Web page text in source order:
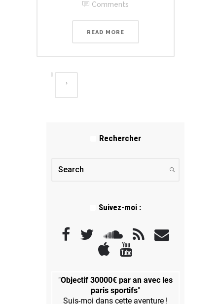
Comments
READ MORE
Rechercher
Suivez-moi :